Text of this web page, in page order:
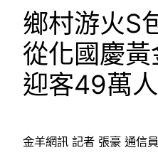
鄉村游火S
從化國慶
迎客49萬
金羊網訊 記者 張豪 通信